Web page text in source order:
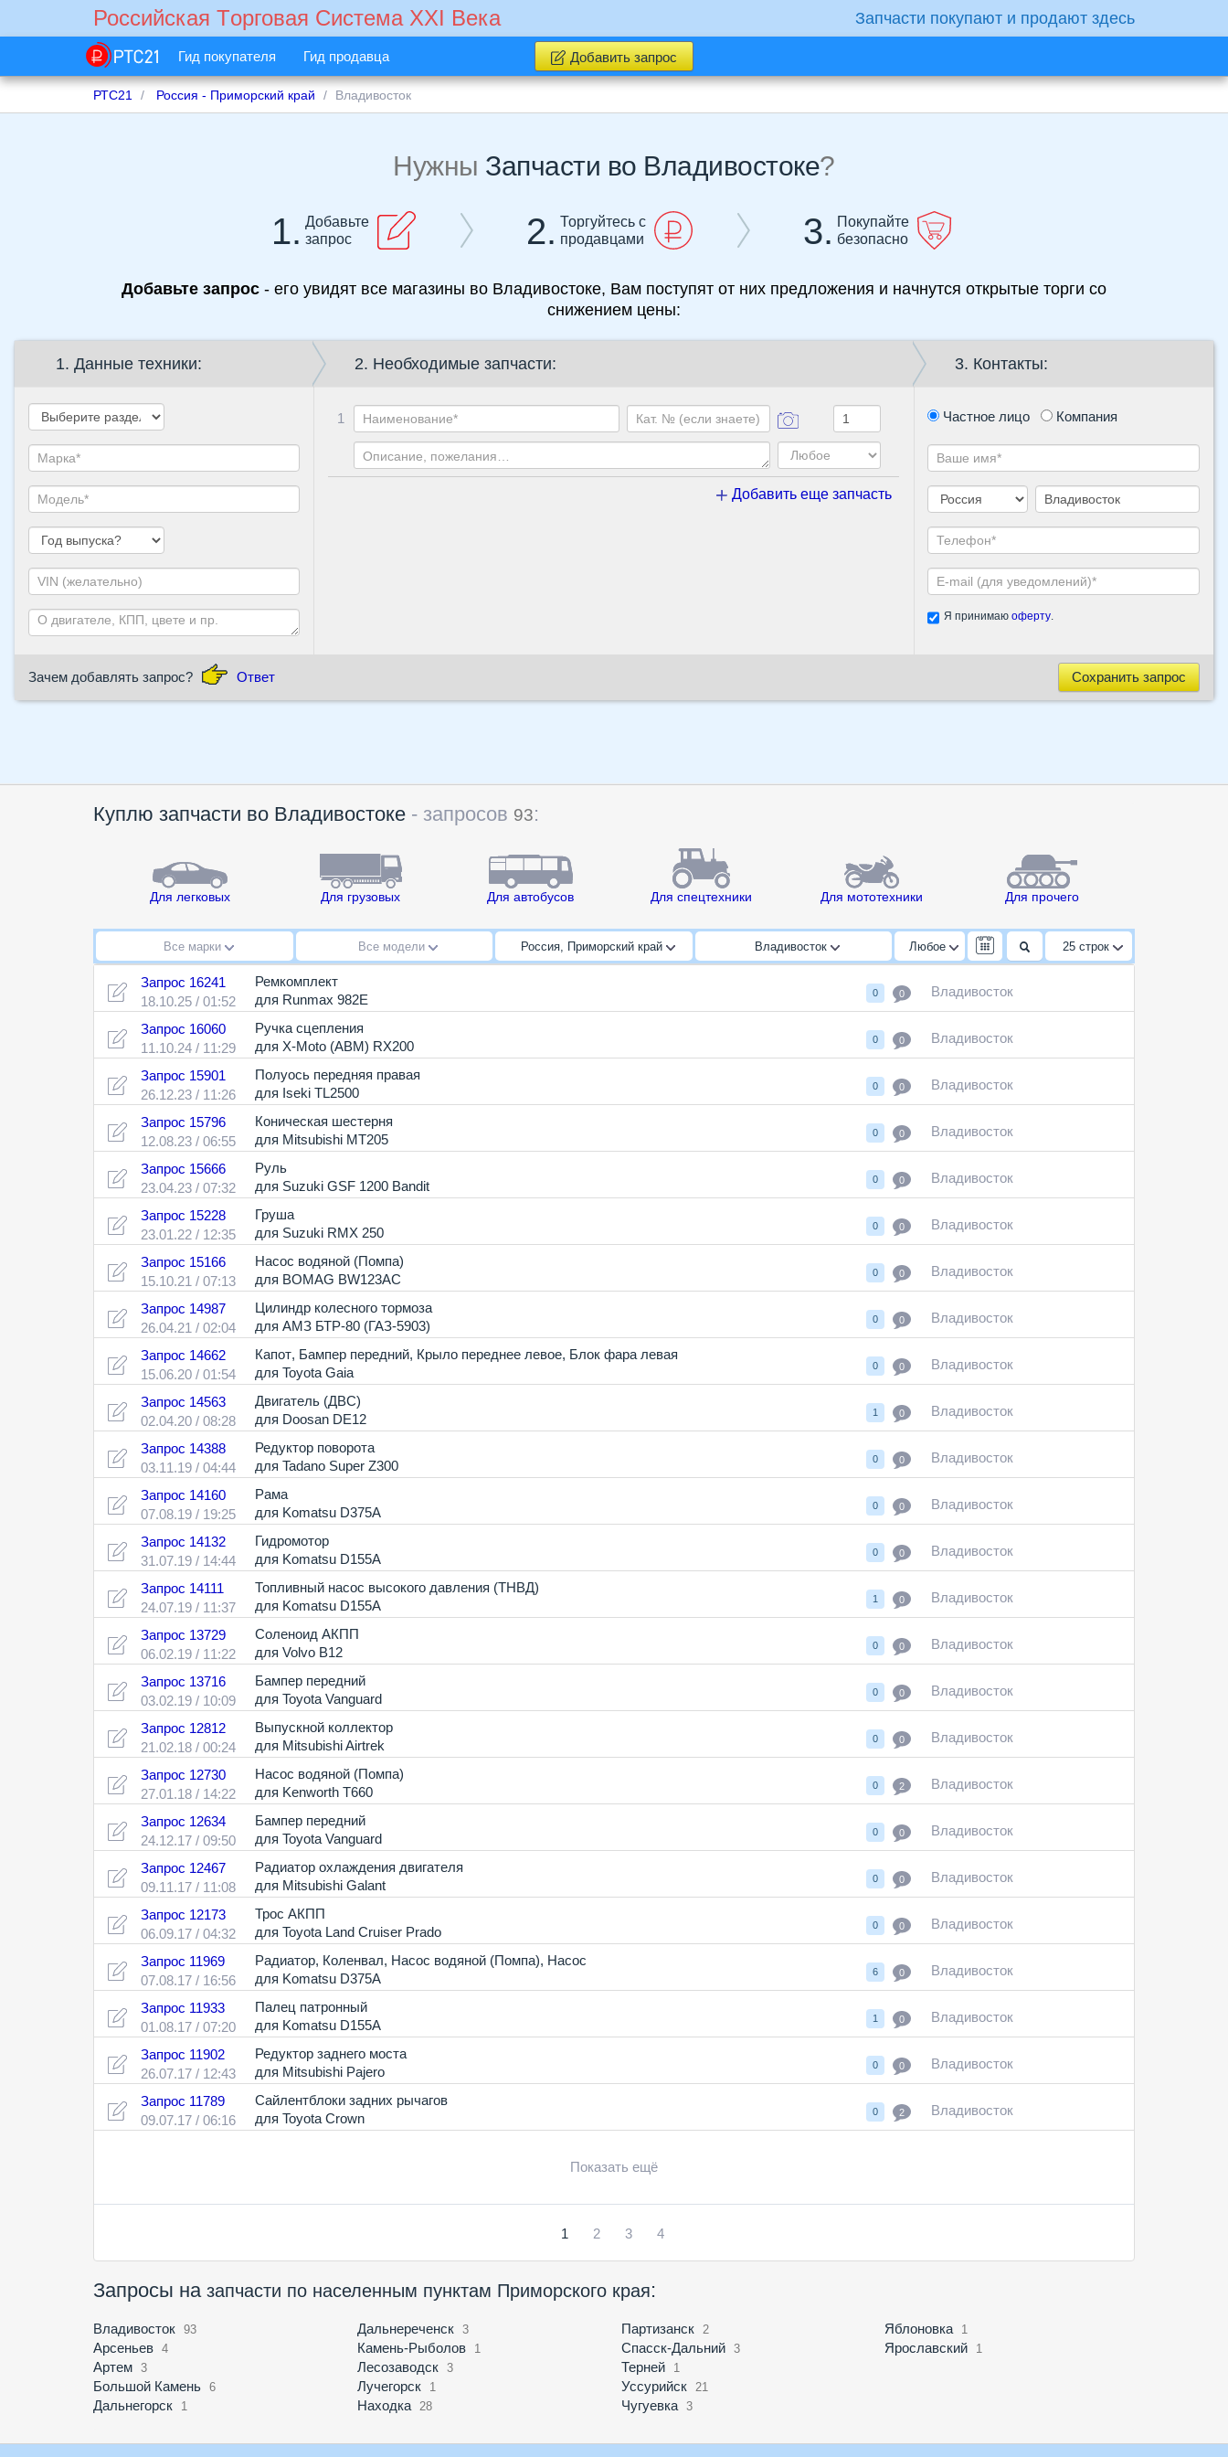
Российская Tорговая Cистема XXI Века Запчасти покупают и продают здесь
Гид покупателя Гид продавца Добавить запрос
РТС21 Россия - Приморский край Владивосток
Нужны Запчасти во Владивостоке?
1. Добавьте
запрос
2. Торгуйтесь с
продавцами
3. Покупайте
безопасно
Добавьте запрос - его увидят все магазины во Владивостоке, Вам поступят от них предложения и начнутся открытые торги со
снижением цены:
1. Данные техники: 2. Необходимые запчасти:
1
Добавить еще запчасть
3. Контакты:
Частное лицо Компания
Я принимаю оферту.
Зачем добавлять запрос? Ответ Сохранить запрос
Куплю запчасти во Владивостоке - запросов 93:
Для легковых Для грузовых Для автобусов Для спецтехники Для мототехники Для прочего
Все марки Все модели Россия, Приморский край Владивосток Любое 25строк
Запрос 16241
18.10.25 / 01:52
Ремкомплект
для Runmax 982E
0 0 Владивосток
Запрос 16060
11.10.24 / 11:29
Ручка сцепления
для X-Moto (ABM) RX200
0 0 Владивосток
Запрос 15901
26.12.23 / 11:26
Полуось передняя правая
для Iseki TL2500
0 0 Владивосток
Запрос 15796
12.08.23 / 06:55
Коническая шестерня
для Mitsubishi MT205
0 0 Владивосток
Запрос 15666
23.04.23 / 07:32
Руль
для Suzuki GSF 1200 Bandit
0 0 Владивосток
Запрос 15228
23.01.22 / 12:35
Груша
для Suzuki RMX 250
0 0 Владивосток
Запрос 15166
15.10.21 / 07:13
Насос водяной (Помпа)
для BOMAG BW123AC
0 0 Владивосток
Запрос 14987
26.04.21 / 02:04
Цилиндр колесного тормоза
для АМЗ БТР-80 (ГАЗ-5903)
0 0 Владивосток
Запрос 14662
15.06.20 / 01:54
Капот, Бампер передний, Крыло переднее левое, Блок фара левая
для Toyota Gaia
0 0 Владивосток
Запрос 14563
02.04.20 / 08:28
Двигатель (ДВС)
для Doosan DE12
1 0 Владивосток
Запрос 14388
03.11.19 / 04:44
Редуктор поворота
для Tadano Super Z300
0 0 Владивосток
Запрос 14160
07.08.19 / 19:25
Рама
для Komatsu D375A
0 0 Владивосток
Запрос 14132
31.07.19 / 14:44
Гидромотор
для Komatsu D155A
0 0 Владивосток
Запрос 14111
24.07.19 / 11:37
Топливный насос высокого давления (ТНВД)
для Komatsu D155A
1 0 Владивосток
Запрос 13729
06.02.19 / 11:22
Соленоид АКПП
для Volvo B12
0 0 Владивосток
Запрос 13716
03.02.19 / 10:09
Бампер передний
для Toyota Vanguard
0 0 Владивосток
Запрос 12812
21.02.18 / 00:24
Выпускной коллектор
для Mitsubishi Airtrek
0 0 Владивосток
Запрос 12730
27.01.18 / 14:22
Насос водяной (Помпа)
для Kenworth Т660
0 2 Владивосток
Запрос 12634
24.12.17 / 09:50
Бампер передний
для Toyota Vanguard
0 0 Владивосток
Запрос 12467
09.11.17 / 11:08
Радиатор охлаждения двигателя
для Mitsubishi Galant
0 0 Владивосток
Запрос 12173
06.09.17 / 04:32
Трос АКПП
для Toyota Land Cruiser Prado
0 0 Владивосток
Запрос 11969
07.08.17 / 16:56
Радиатор, Коленвал, Насос водяной (Помпа), Насос
для Komatsu D375A
6 0 Владивосток
Запрос 11933
01.08.17 / 07:20
Палец патронный
для Komatsu D155A
1 0 Владивосток
Запрос 11902
26.07.17 / 12:43
Редуктор заднего моста
для Mitsubishi Pajero
0 0 Владивосток
Запрос 11789
09.07.17 / 06:16
Сайлентблоки задних рычагов
для Toyota Crown
0 2 Владивосток
Показать ещё
1 2 3 4
Запросы на запчасти по населенным пунктам Приморского края:
Владивосток 93
Арсеньев 4
Артем 3
Большой Камень 6
Дальнегорск 1
Дальнереченск 3
Камень-Рыболов 1
Лесозаводск 3
Лучегорск 1
Находка 28
Партизанск 2
Спасск-Дальний 3
Терней 1
Уссурийск 21
Чугуевка 3
Яблоновка 1
Ярославский 1